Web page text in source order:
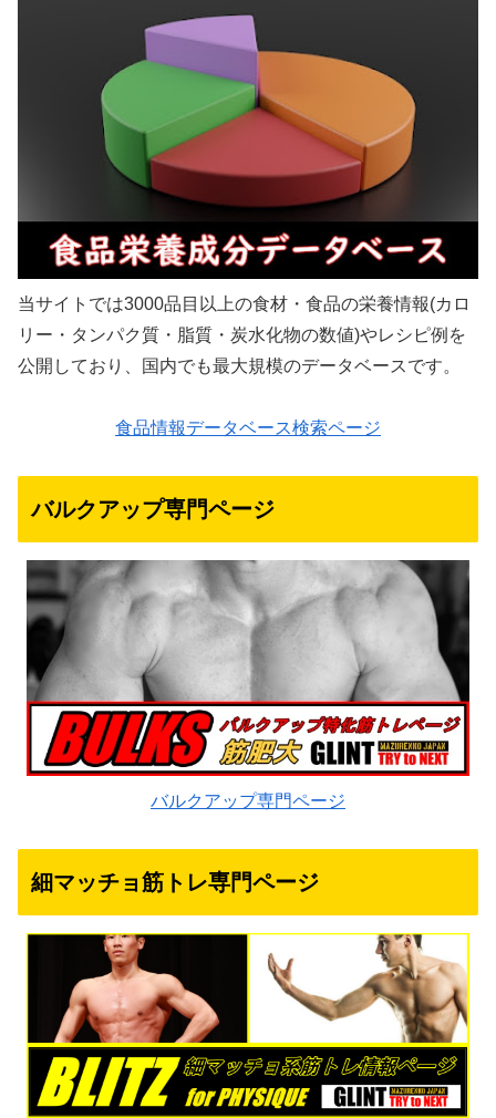
当サイトでは3000品目以上の食材・食品の栄養情報(カロ
リー・タンパク質・脂質・炭水化物の数値)やレシピ例を
公開しており、国内でも最大規模のデータベースです。
食品情報データベース検索ページ
バルクアップ専門ページ
バルクアップ専門ページ
細マッチョ筋トレ専門ページ